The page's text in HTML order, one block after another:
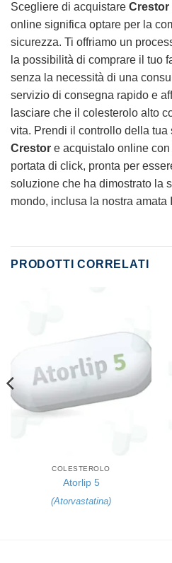
Scegliere di acquistare Crestor
online significa optare per la
sicurezza. Ti offriamo un
la possibilità di comprare il tuo
senza la necessità di una
servizio di consegna rapido e
lasciare che il colesterolo alto
vita. Prendi il controllo della tua
Crestor e acquistalo online
portata di click, pronta per
soluzione che ha dimostrato la
mondo, inclusa la nostra amata
PRODOTTI CORRELATI
COLESTEROLO
Atorlip 5
(Atorvastatina)